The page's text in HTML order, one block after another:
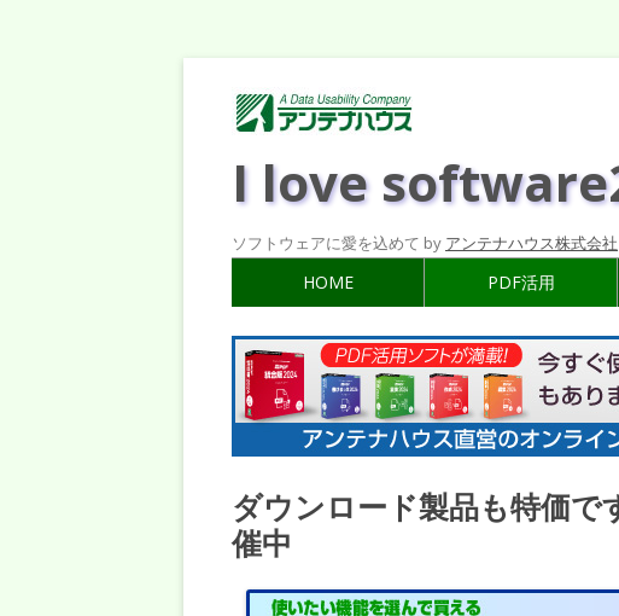
I love
ソフトウェアに愛を込めて by アンテナハウス株式会社
HOME PDF活用
ダウンロード製品も特価で
催中